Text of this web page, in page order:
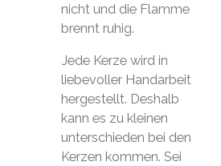
nicht und die Flamme
brennt ruhig.
Jede Kerze wird in
liebevoller Handarbeit
hergestellt. Deshalb
kann es zu kleinen
unterschieden bei den
Kerzen kommen. Sei